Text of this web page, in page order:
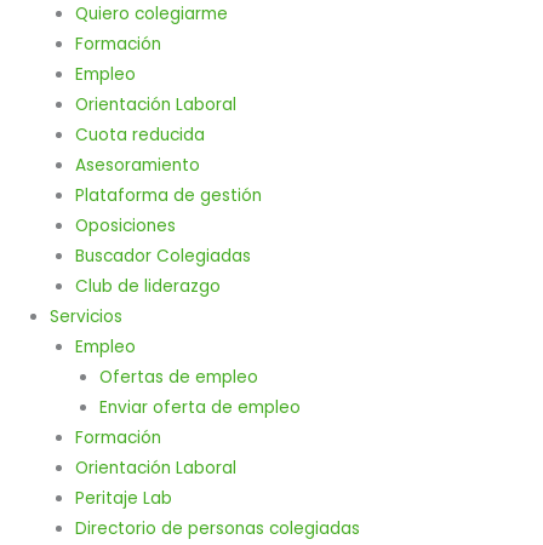
Quiero colegiarme
Formación
Empleo
Orientación Laboral
Cuota reducida
Asesoramiento
Plataforma de gestión
Oposiciones
Buscador Colegiadas
Club de liderazgo
Servicios
Empleo
Ofertas de empleo
Enviar oferta de empleo
Formación
Orientación Laboral
Peritaje Lab
Directorio de personas colegiadas